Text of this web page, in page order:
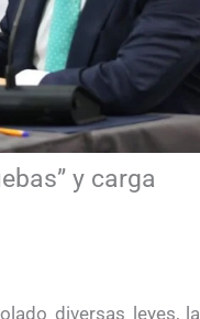
y carga
diversas leyes, la